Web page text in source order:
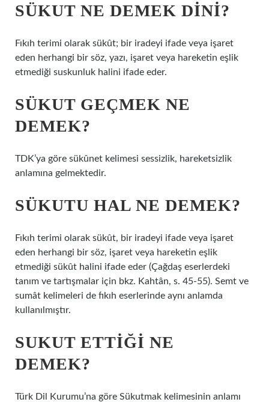
SÜKUT NE DEMEK DINI?
Fıkıh terimi olarak sükût; bir iradeyi ifade veya işaret
eden herhangi bir söz, yazı, işaret veya hareketin eşlik
etmediği suskunluk halini ifade eder.
SÜKUT GEÇMEK NE
DEMEK?
TDK’ya göre sükûnet kelimesi sessizlik, hareketsizlik
anlamına gelmektedir.
SÜKUTU HAL NE DEMEK?
Fıkıh terimi olarak sükût, bir iradeyi ifade veya işaret
eden herhangi bir söz, işaret veya hareketin eşlik
etmediği sükût halini ifade eder (Çağdaş eserlerdeki
tanım ve tartışmalar için bkz. Kahtân, s. 45-55). Semt ve
sumât kelimeleri de fıkıh eserlerinde aynı anlamda
kullanılmıştır.
SUKUT ETTIĞI NE
DEMEK?
Türk Dil Kurumu’na göre Sükutmak kelimesinin anlamı